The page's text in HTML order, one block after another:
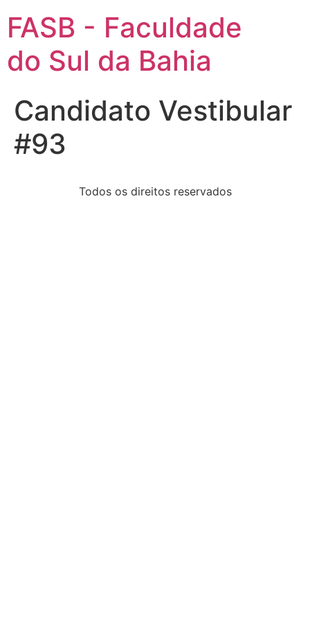
FASB - Faculdade
do Sul da Bahia
Candidato Vestibular
#93
Todos os direitos reservados